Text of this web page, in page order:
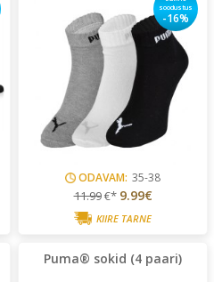
soodustus
-16%
ODAVAM: 35-38
11.99€* 9.99€
KIIRE TARNE
Puma® sokid (4 paari)